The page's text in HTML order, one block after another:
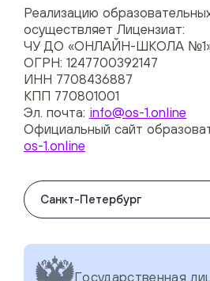
Реализацию
осуществляет Лицензиат:
ЧУ ДО «ОНЛАЙН-ШКОЛА
ОГРН: 1247700392147
ИНН 7708436887
КПП 770801001
Эл. почта: info@os-1.online
Официальный сайт
os-1.online
Санкт-Петербург
Государственная